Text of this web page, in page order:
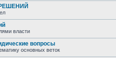
власти
вопросы
основных веток